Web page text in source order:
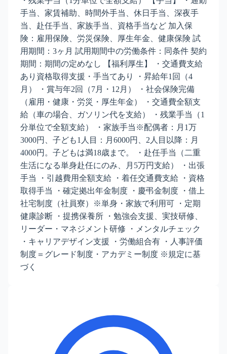
手当、家賃補助、時間外手当、休日手当、深夜手
当、赴任手当、家族手当、資格手当など 加入保
険：雇用保険、労災保険、厚生年金、健康保険 試
用期間：3ヶ月 試用期間中の労働条件：同条件 契約
期間：期間の定めなし 【福利厚生】 ・交通費支給
あり資格取得支援・手当てあり ・昇給年1回（4
月） ・賞与年2回（7月・12月） ・社会保険完備
（雇用・健康・労災・厚生年金） ・交通費全額支
給（車の場合、ガソリン代を支給） ・残業手当（1
分単位で全額支給） ・家族手当※配偶者：月1万
3000円、子ども1人目：月6000円、2人目以降：月
4000円。子どもは満18歳まで。 ・赴任手当（二重
生活になる単身赴任にのみ、月5万円支給） ・出張
手当 ・引越費用全額支給 ・着任交通費支給 ・資格
取得手当 ・確定拠出年金制度 ・慶弔金制度 ・借上
社宅制度（社員寮）※単身・家族で利用可 ・定期
健康診断 ・提携保養所 ・勉強会支援、実技研修、
リーダー・マネジメント研修 ・メンタルチェック
・キャリアデザイン支援 ・労働組合有 ・人事評価
制度＝グレード制度・アカデミー制度 ※規定に基
づく